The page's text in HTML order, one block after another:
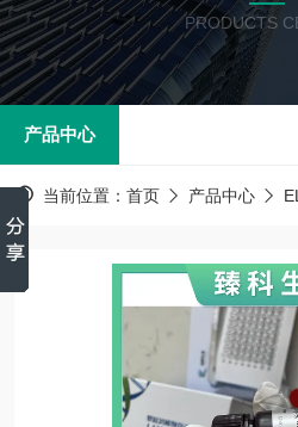
PRODUCTS
产品中心
当前位置： 首页 产品中心